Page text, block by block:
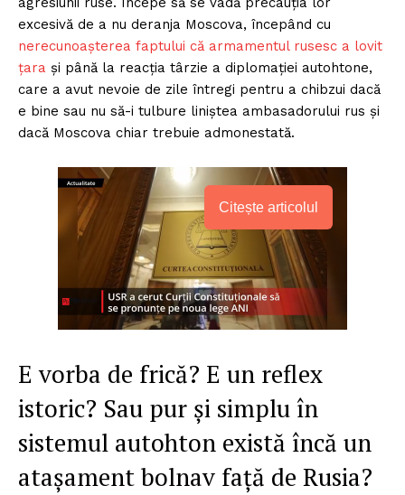
excesivă de a nu deranja Moscova, începând cu
nerecunoașterea faptului că armamentul rusesc a lovit
țara și până la reacția târzie a diplomației autohtone,
care a avut nevoie de zile întregi pentru a chibzui dacă
e bine sau nu să-i tulbure liniștea ambasadorului rus și
dacă Moscova chiar trebuie admonestată.
Citește articolul
E vorba de frică? E un reflex
istoric? Sau pur și simplu în
sistemul autohton există încă un
atașament bolnav față de Rusia?